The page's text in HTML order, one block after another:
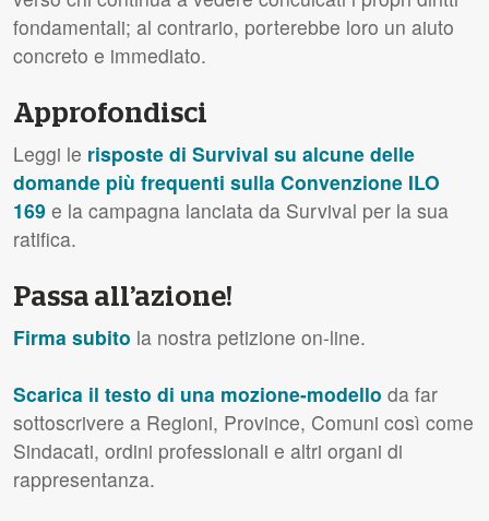
fondamentali; al contrario, porterebbe loro un aiuto
concreto e immediato.
Approfondisci
Leggi le risposte di Survival su alcune delle
domande più frequenti sulla Convenzione ILO
169 e la campagna lanciata da Survival per la sua
ratifica.
Passa all’azione!
Firma subito la nostra petizione on-line.
Scarica il testo di una mozione-modello da far
sottoscrivere a Regioni, Province, Comuni così come
Sindacati, ordini professionali e altri organi di
rappresentanza.